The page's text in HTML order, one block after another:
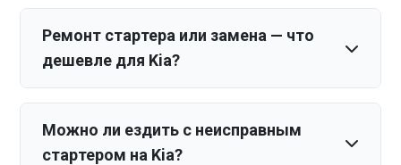
Ремонт стартера или замена — что
дешевле для Kia?
Можно ли ездить с неисправным
стартером на Kia?